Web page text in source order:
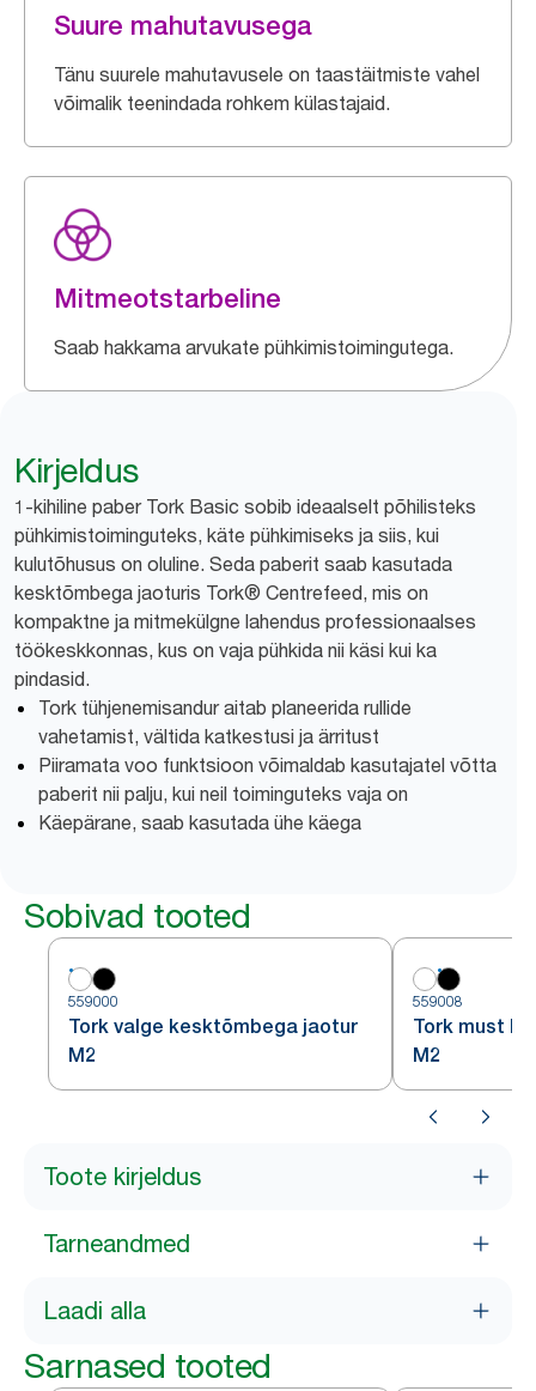
Suure mahutavusega
Tänu suurele mahutavusele on taastäitmiste vahel
võimalik teenindada rohkem külastajaid.
Mitmeotstarbeline
Saab hakkama arvukate pühkimistoimingutega.
Kirjeldus
1-kihiline paber Tork Basic sobib ideaalselt põhilisteks
pühkimistoiminguteks, käte pühkimiseks ja siis, kui
kulutõhusus on oluline. Seda paberit saab kasutada
kesktõmbega jaoturis Tork® Centrefeed, mis on
kompaktne ja mitmekülgne lahendus professionaalses
töökeskkonnas, kus on vaja pühkida nii käsi kui ka
pindasid.
Tork tühjenemisandur aitab planeerida rullide
vahetamist, vältida katkestusi ja ärritust
Piiramata voo funktsioon võimaldab kasutajatel võtta
paberit nii palju, kui neil toiminguteks vaja on
Käepärane, saab kasutada ühe käega
Sobivad tooted
559000
Tork valge kesktõmbega jaotur
M2
559008
Tork must
M2
Toote kirjeldus
Tarneandmed
Laadi alla
Sarnased tooted